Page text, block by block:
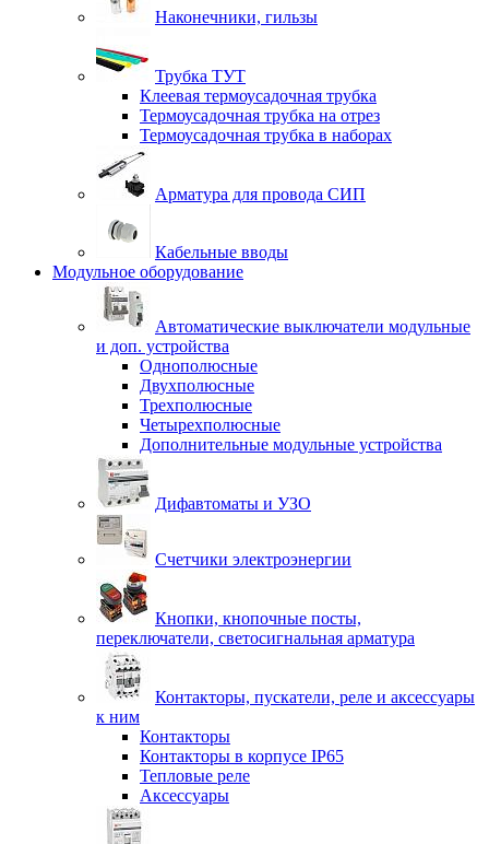
Наконечники, гильзы
Трубка ТУТ
Клеевая термоусадочная трубка
Термоусадочная трубка на отрез
Термоусадочная трубка в наборах
Арматура для провода СИП
Кабельные вводы
Модульное оборудование
Автоматические выключатели модульные
и доп. устройства
Однополюсные
Двухполюсные
Трехполюсные
Четырехполюсные
Дополнительные модульные устройства
Дифавтоматы и УЗО
Счетчики электроэнергии
Кнопки, кнопочные посты,
переключатели, светосигнальная арматура
Контакторы, пускатели, реле и аксессуары
к ним
Контакторы
Контакторы в корпусе IP65
Тепловые реле
Аксессуары